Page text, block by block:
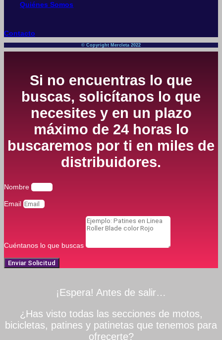
Quiénes Somos
Contacto
© Copyright Mercleta 2022
Si no encuentras lo que
buscas, solicítanos lo que
necesites y en un plazo
máximo de 24 horas lo
buscaremos por ti en miles de
distribuidores.
Nombre
Email
Cuéntanos lo que buscas
Enviar Solicitud
¡Espera! Antes de salir…
¿Has visto todas las secciones de motos,
bicicletas, patines y patinetas que tenemos para
ofrecerte?